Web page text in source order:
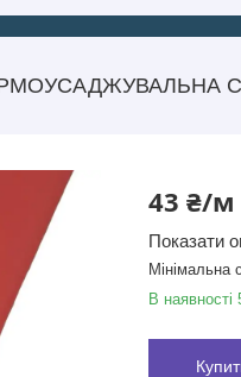
43 ₴/м
Показати
Мінімальна
В наявності